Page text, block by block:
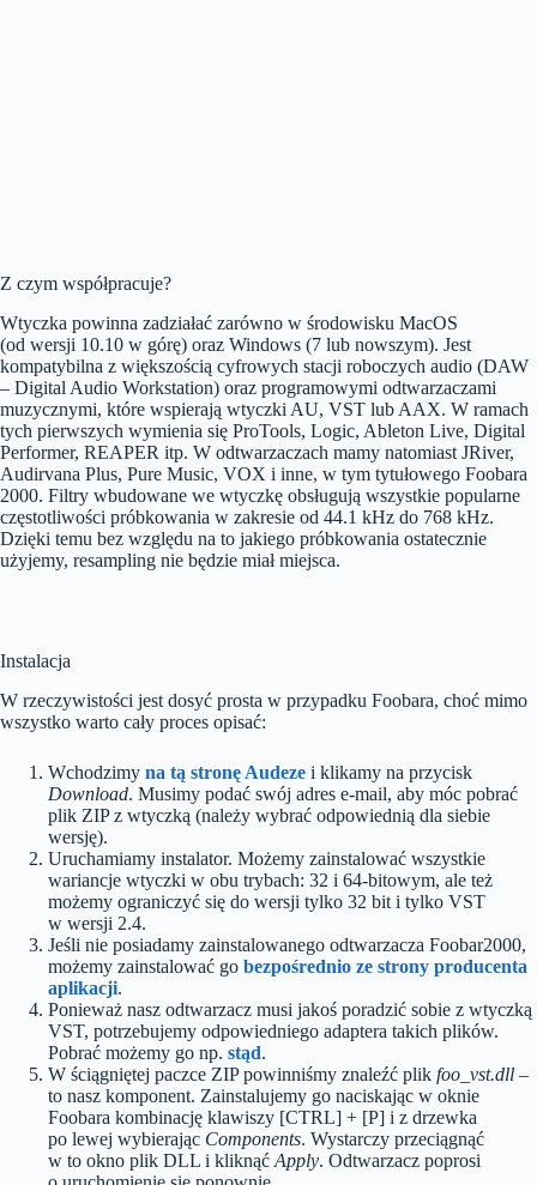
Z czym współpracuje?
Wtyczka powinna zadziałać zarówno w środowisku MacOS
(od wersji 10.10 w górę) oraz Windows (7 lub nowszym). Jest
kompatybilna z większością cyfrowych stacji roboczych audio (DAW
– Digital Audio Workstation) oraz programowymi odtwarzaczami
muzycznymi, które wspierają wtyczki AU, VST lub AAX. W ramach
tych pierwszych wymienia się ProTools, Logic, Ableton Live, Digital
Performer, REAPER itp. W odtwarzaczach mamy natomiast JRiver,
Audirvana Plus, Pure Music, VOX i inne, w tym tytułowego Foobara
2000. Filtry wbudowane we wtyczkę obsługują wszystkie popularne
częstotliwości próbkowania w zakresie od 44.1 kHz do 768 kHz.
Dzięki temu bez względu na to jakiego próbkowania ostatecznie
użyjemy, resampling nie będzie miał miejsca.
Instalacja
W rzeczywistości jest dosyć prosta w przypadku Foobara, choć mimo
wszystko warto cały proces opisać:
Wchodzimy na tą stronę Audeze i klikamy na przycisk
Download. Musimy podać swój adres e-mail, aby móc pobrać
plik ZIP z wtyczką (należy wybrać odpowiednią dla siebie
wersję).
Uruchamiamy instalator. Możemy zainstalować wszystkie
wariancje wtyczki w obu trybach: 32 i 64-bitowym, ale też
możemy ograniczyć się do wersji tylko 32 bit i tylko VST
w wersji 2.4.
Jeśli nie posiadamy zainstalowanego odtwarzacza Foobar2000,
możemy zainstalować go bezpośrednio ze strony producenta
aplikacji.
Ponieważ nasz odtwarzacz musi jakoś poradzić sobie z wtyczką
VST, potrzebujemy odpowiedniego adaptera takich plików.
Pobrać możemy go np. stąd.
W ściągniętej paczce ZIP powinniśmy znaleźć plik foo_vst.dll –
to nasz komponent. Zainstalujemy go naciskając w oknie
Foobara kombinację klawiszy [CTRL] + [P] i z drzewka
po lewej wybierając Components. Wystarczy przeciągnąć
w to okno plik DLL i kliknąć Apply. Odtwarzacz poprosi